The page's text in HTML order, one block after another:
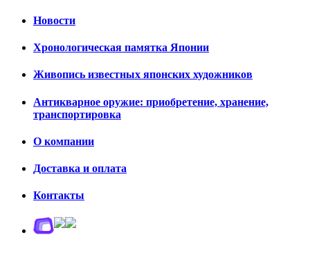
Новости
Хронологическая памятка Японии
Живопись известных японских художников
Антикварное оружие: приобретение, хранение,
транспортировка
О компании
Доставка и оплата
Контакты